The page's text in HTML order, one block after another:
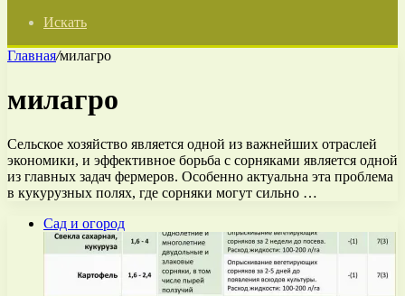
Искать
Главная/милагро
милагро
Сельское хозяйство является одной из важнейших отраслей
экономики, и эффективное борьба с сорняками является одной
из главных задач фермеров. Особенно актуальна эта проблема
в кукурузных полях, где сорняки могут сильно …
Сад и огород